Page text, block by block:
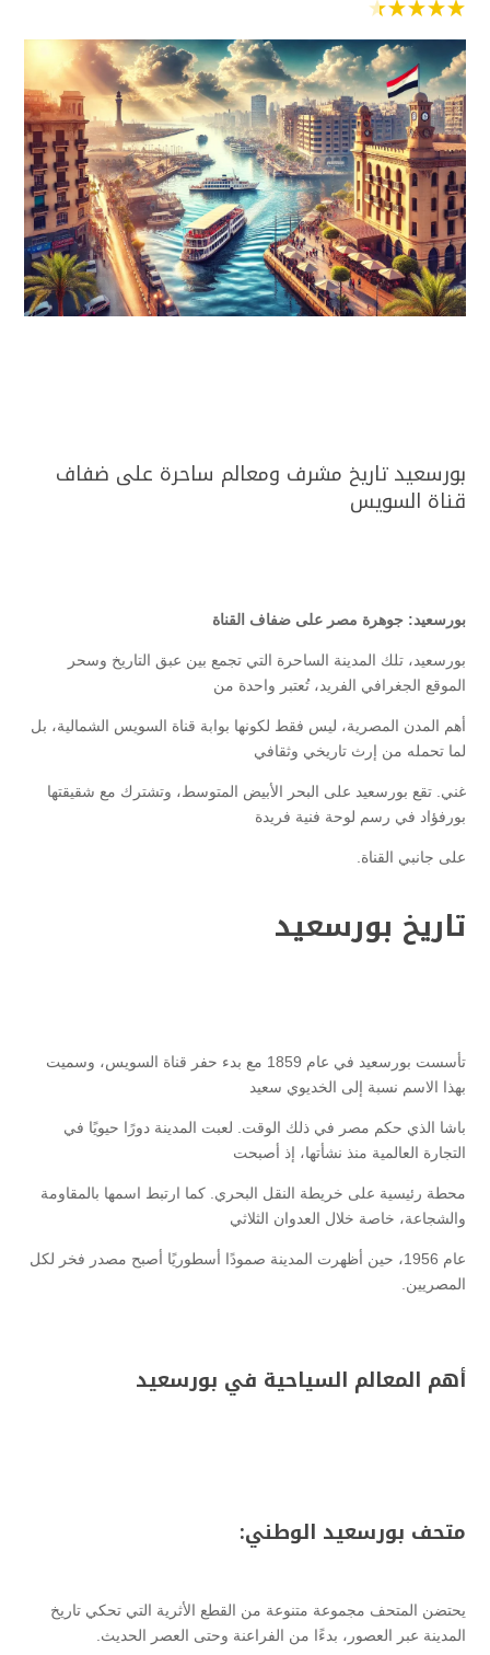
بورسعيد تاريخ مشرف ومعالم ساحرة على ضفاف
قناة السويس
بورسعيد: جوهرة مصر على ضفاف القناة
بورسعيد، تلك المدينة الساحرة التي تجمع بين عبق التاريخ وسحر
الموقع الجغرافي الفريد، تُعتبر واحدة من
أهم المدن المصرية، ليس فقط لكونها بوابة قناة السويس الشمالية، بل
لما تحمله من إرث تاريخي وثقافي
غني. تقع بورسعيد على البحر الأبيض المتوسط، وتشترك مع شقيقتها
بورفؤاد في رسم لوحة فنية فريدة
على جانبي القناة.
تاريخ بورسعيد
تأسست بورسعيد في عام 1859 مع بدء حفر قناة السويس، وسميت
بهذا الاسم نسبة إلى الخديوي سعيد
باشا الذي حكم مصر في ذلك الوقت. لعبت المدينة دورًا حيويًا في
التجارة العالمية منذ نشأتها، إذ أصبحت
محطة رئيسية على خريطة النقل البحري. كما ارتبط اسمها بالمقاومة
والشجاعة، خاصة خلال العدوان الثلاثي
عام 1956، حين أظهرت المدينة صمودًا أسطوريًا أصبح مصدر فخر لكل
المصريين.
أهم المعالم السياحية في بورسعيد
متحف بورسعيد الوطني:
يحتضن المتحف مجموعة متنوعة من القطع الأثرية التي تحكي تاريخ
المدينة عبر العصور، بدءًا من الفراعنة وحتى العصر الحديث.